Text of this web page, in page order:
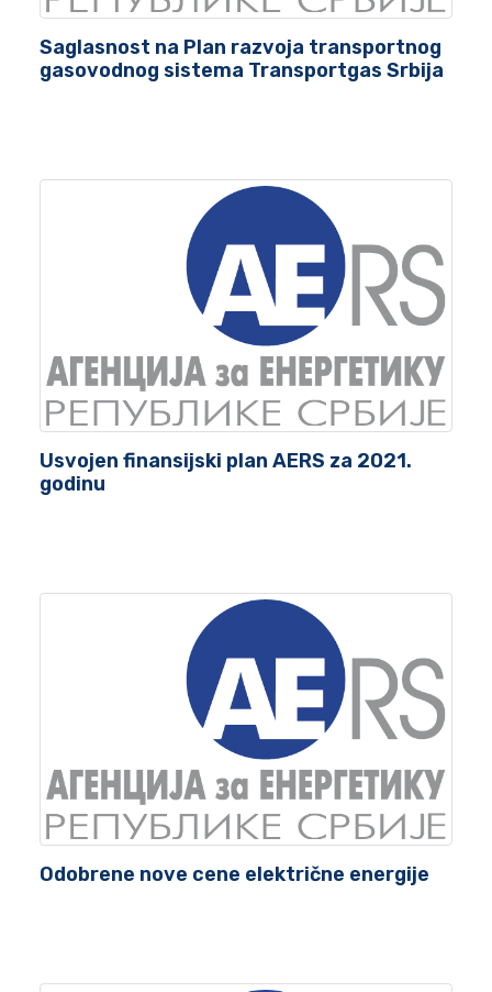
Saglasnost na Plan razvoja transportnog
gasovodnog sistema Transportgas Srbija
Usvojen finansijski plan AERS za 2021.
godinu
Odobrene nove cene električne energije